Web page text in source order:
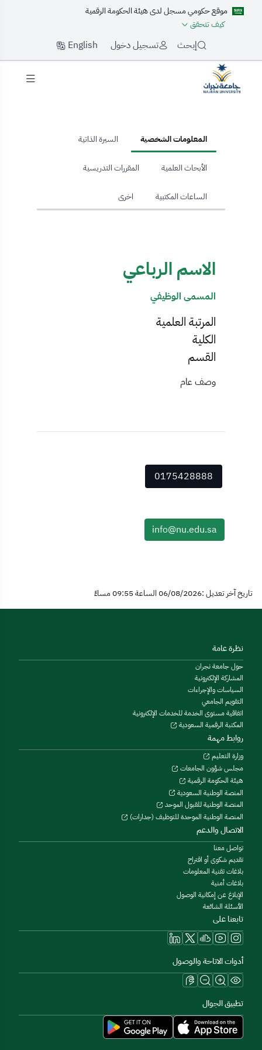
موقع حكومي مسجل لدى هيئة الحكومة الرقمية
كيف تتحقق
إبحث تسجيل دخول English
المعلومات الشخصية السيرة الذاتية
الأبحاث العلمية المقررات التدريسية
الساعات المكتبية اخرى
الاسم الرباعي
المسمى الوظيفي
المرتبة العلمية
الكلية
القسم
وصف عام
0175428888
info@nu.edu.sa
تاريخ آخر تعديل :06/08/2026 الساعة 09:55 مساءً
نظرة عامة
حول جامعة نجران
المشاركة الإلكترونية
السياسات والإجراءات
التقويم الجامعي
اتفاقية مستوى الخدمة للخدمات الإلكترونية
المكتبة الرقمية السعودية
روابط مهمة
وزارة التعليم
مجلس شؤون الجامعات
هيئة الحكومة الرقمية
المنصة الوطنية السعودية
المنصة الوطنية للقبول الموحد
المنصة الوطنية الموحدة للتوظيف (جدارات)
الاتصال والدعم
تواصل معنا
تقديم شكوى أو اقتراح
بلاغات تقنية المعلومات
بلاغات أمنية
الإبلاغ عن إمكانية الوصول
الأسئلة الشائعة
تابعنا على
أدوات الاتاحة والوصول
تطبيق الجوال